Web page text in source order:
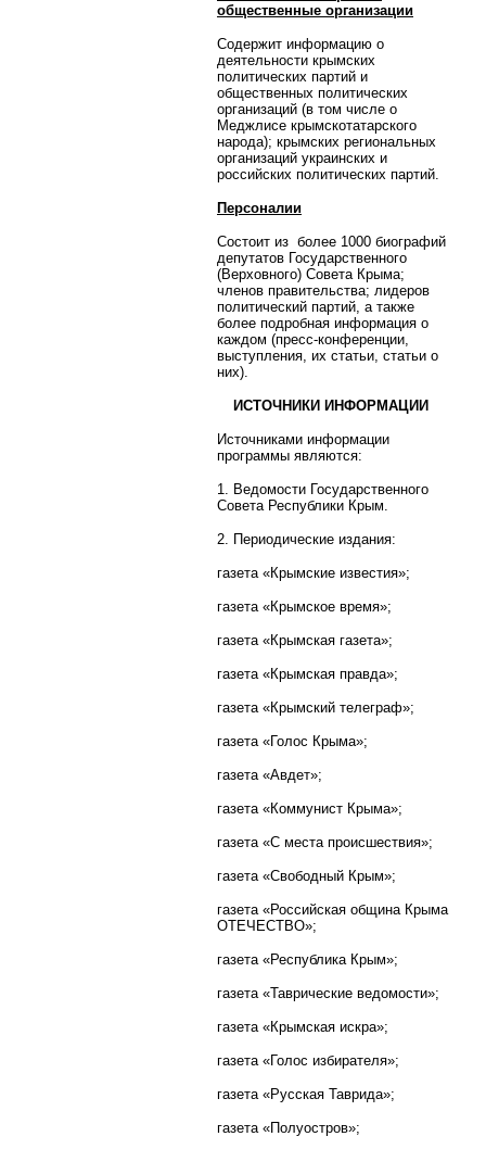
общественные организации
Содержит информацию о
деятельности крымских
политических партий и
общественных политических
организаций (в том числе о
Меджлисе крымскотатарского
народа); крымских региональных
организаций украинских и
российских политических партий.
Персоналии
Состоит из более 1000 биографий
депутатов Государственного
(Верховного) Совета Крыма;
членов правительства; лидеров
политический партий, а также
более подробная информация о
каждом (пресс-конференции,
выступления, их статьи, статьи о
них).
ИСТОЧНИКИ ИНФОРМАЦИИ
Источниками информации
программы являются:
1. Ведомости Государственного
Совета Республики Крым.
2. Периодические издания:
газета «Крымские известия»;
газета «Крымское время»;
газета «Крымская газета»;
газета «Крымская правда»;
газета «Крымский телеграф»;
газета «Голос Крыма»;
газета «Авдет»;
газета «Коммунист Крыма»;
газета «С места происшествия»;
газета «Свободный Крым»;
газета «Российская община Крыма
ОТЕЧЕСТВО»;
газета «Республика Крым»;
газета «Таврические ведомости»;
газета «Крымская искра»;
газета «Голос избирателя»;
газета «Русская Таврида»;
газета «Полуостров»;